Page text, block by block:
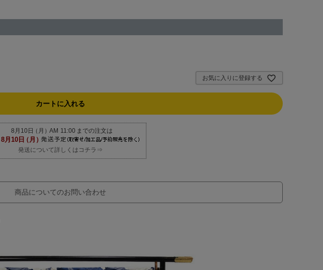
お気に入りに登録する
カートに入れる
発送について詳しくはコチラ⇒
商品についてのお問い合わせ